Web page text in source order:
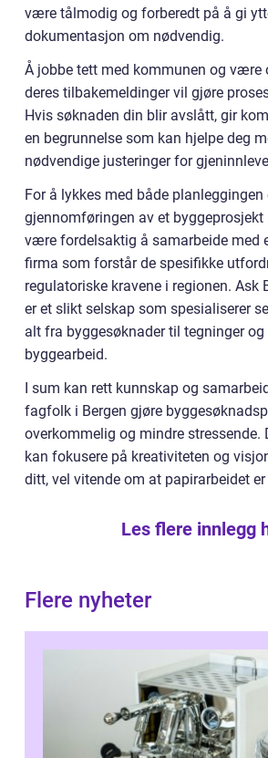
være tålmodig og forberedt på å gi
dokumentasjon om nødvendig.
Å jobbe tett med kommunen og være
deres tilbakemeldinger vil gjøre
Hvis søknaden din blir avslått, gir
en begrunnelse som kan hjelpe deg
nødvendige justeringer for
For å lykkes med både planleggingen
gjennomføringen av et byggeprosjekt
være fordelsaktig å samarbeide med
firma som forstår de spesifikke
regulatoriske kravene i regionen. Ask
er et slikt selskap som spesialiserer
alt fra byggesøknader til tegninger og
byggearbeid.
I sum kan rett kunnskap og
fagfolk i Bergen gjøre
overkommelig og mindre stressende.
kan fokusere på kreativiteten og
ditt, vel vitende om at papirarbeidet er
Les flere innlegg
Flere nyheter